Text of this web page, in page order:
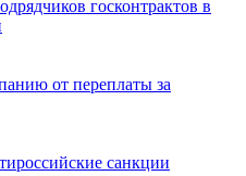
госконтрактов в
от переплаты за
санкции